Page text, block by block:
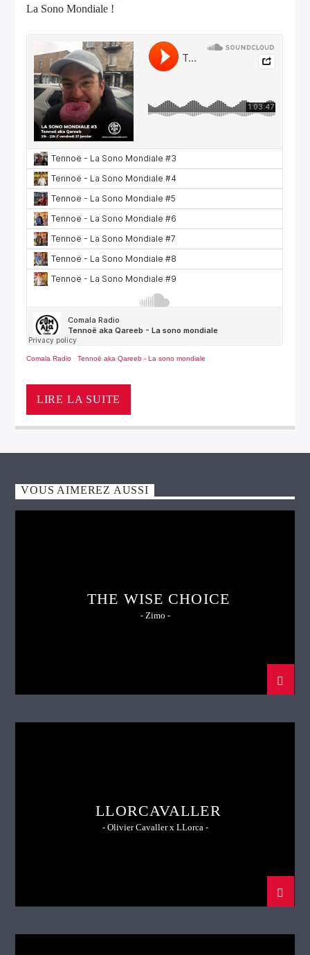
La Sono Mondiale !
Comala Radio ·Tennoë aka Qareeb - La sono mondiale
LIRE LA SUITE
VOUS AIMEREZ AUSSI
THE WISE CHOICE
- Zimo -
LLORCAVALLER
- Olivier Cavaller x LLorca -